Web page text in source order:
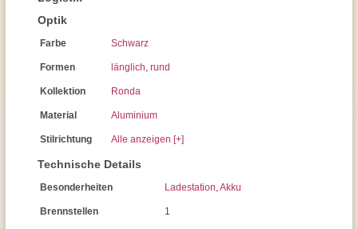
Optik
Farbe Schwarz
Formen länglich, rund
Kollektion Ronda
Material Aluminium
Stilrichtung Alle anzeigen [+]
Technische Details
Besonderheiten Ladestation,Akku
Brennstellen 1